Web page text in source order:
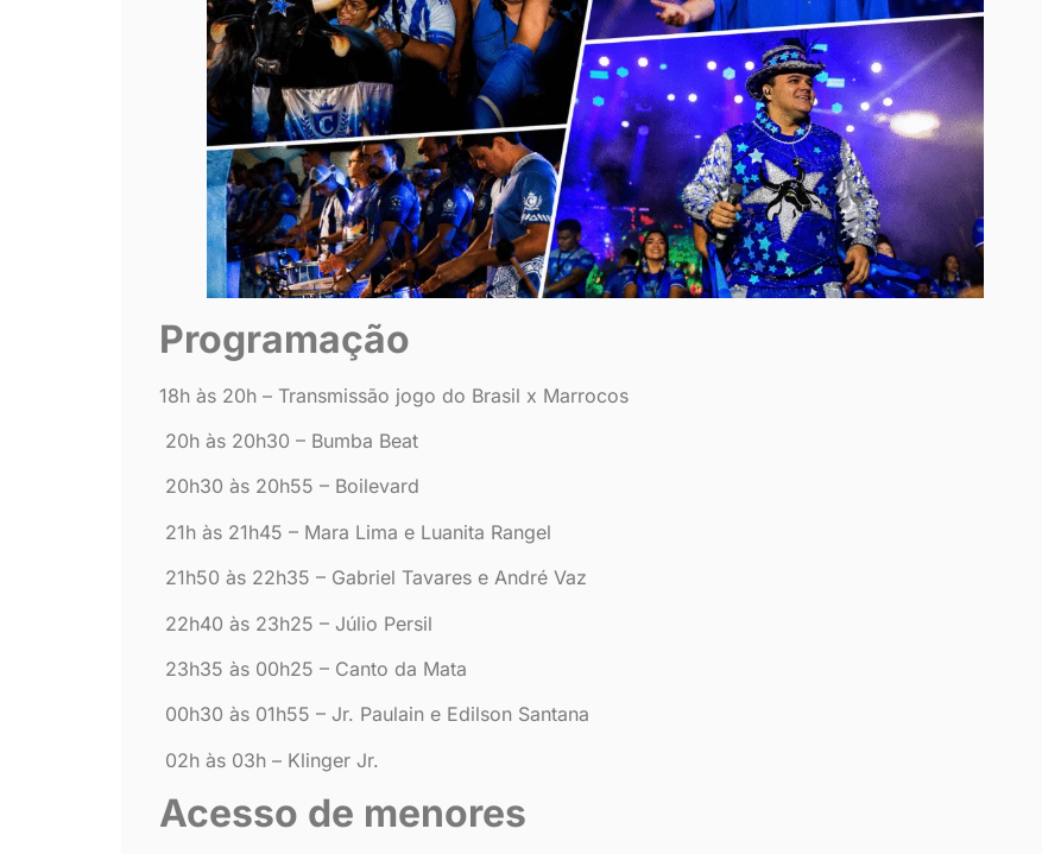
Programação
18h às 20h – Transmissão jogo do Brasil x Marrocos
20h às 20h30 – Bumba Beat
20h30 às 20h55 – Boilevard
21h às 21h45 – Mara Lima e Luanita Rangel
21h50 às 22h35 – Gabriel Tavares e André Vaz
22h40 às 23h25 – Júlio Persil
23h35 às 00h25 – Canto da Mata
00h30 às 01h55 – Jr. Paulain e Edilson Santana
02h às 03h – Klinger Jr.
Acesso de menores